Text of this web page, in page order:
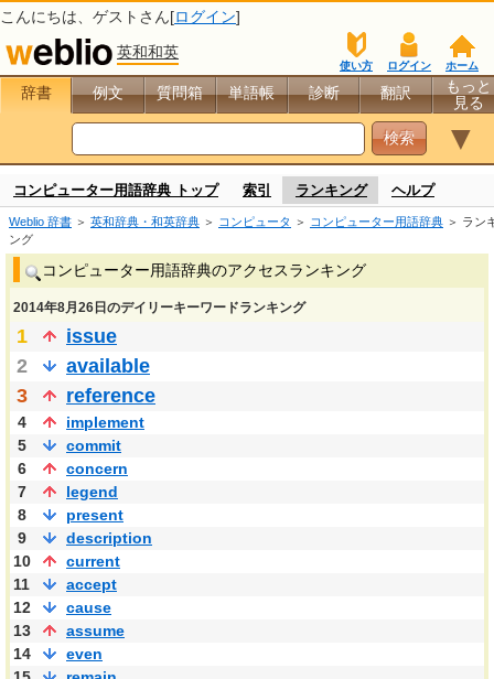
こんにちは、 ゲスト さん[ログイン]
英和和英
ホーム
ログイン
使い方
辞書 例文 質問箱 単語帳 診断 翻訳
もっと
見る
▼
コンピューター用語辞典 トップ 索引 ランキング ヘルプ
Weblio 辞書 ＞ 英和辞典・和英辞典 ＞ コンピュータ ＞ コンピューター用語辞典 ＞ ラン
ング
コンピューター用語辞典のアクセスランキング
2014年8月26日のデイリーキーワードランキング
1
issue
2
available
3
reference
4
implement
5
commit
6
concern
7
legend
8
present
9
description
10
current
11
accept
12
cause
13
assume
14
even